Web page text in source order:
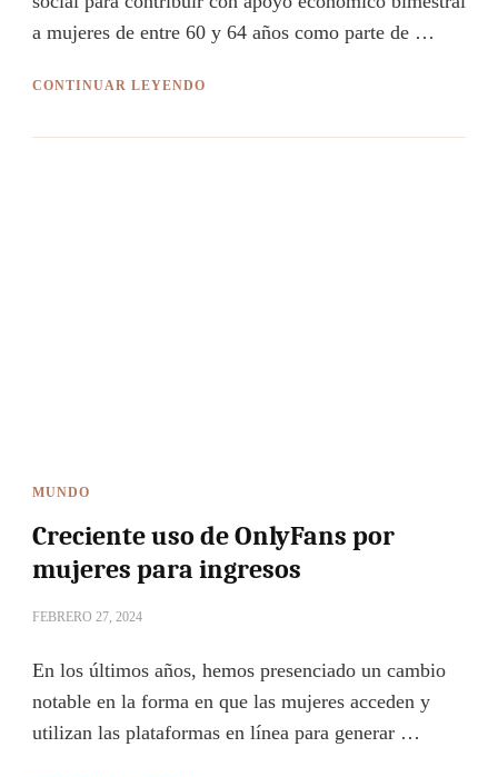
a mujeres de entre 60 y 64 años como parte de …
CONTINUAR LEYENDO
MUNDO
Creciente uso de OnlyFans por
mujeres para ingresos
FEBRERO 27, 2024
En los últimos años, hemos presenciado un cambio
notable en la forma en que las mujeres acceden y
utilizan las plataformas en línea para generar …